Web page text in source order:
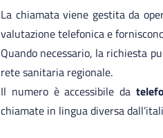
La chiamata viene gestita da
valutazione telefonica e
Quando necessario, la richiesta
rete sanitaria regionale.
Il numero è accessibile da
chiamate in lingua diversa